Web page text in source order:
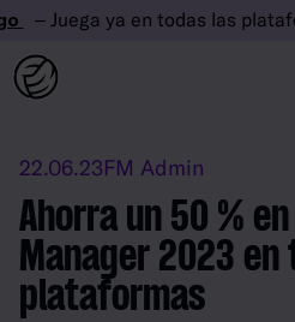
– Juega ya en todas las
22.06.23FM Admin
Ahorra un 50 %
Manager 2023 en
plataformas